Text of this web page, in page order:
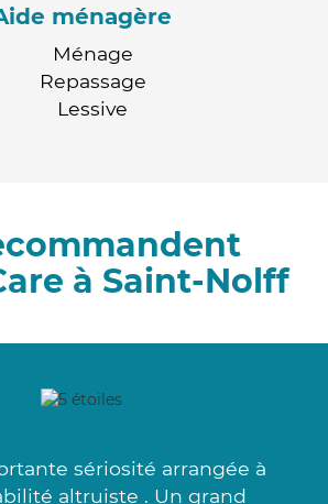
ménagère
Ménage
Repassage
Lessive
à Saint-Nolff
sériosité arrangée à
altruiste . Un grand